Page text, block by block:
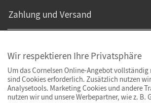
Zahlung und Versand
Wir respektieren Ihre Privatsphäre
Um das Cornelsen Online-Angebot vollständig
sind Cookies erforderlich. Zusätzlich nutzen
Analysetools. Marketing Cookies und andere
nutzen wir und unsere Werbepartner, wie z. B.